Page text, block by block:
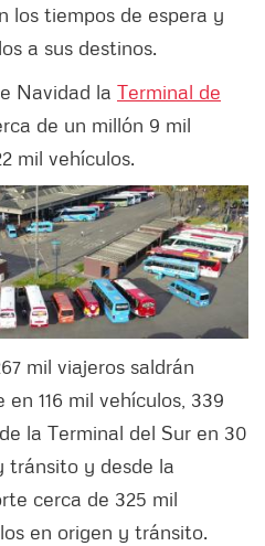
los tiempos de espera y
a sus destinos.
Navidad la Terminal de
de un millón 9 mil
mil vehículos.
mil viajeros saldrán
116 mil vehículos, 339
la Terminal del Sur en 30
tránsito y desde la
cerca de 325 mil
en origen y tránsito.